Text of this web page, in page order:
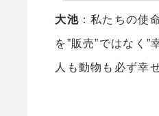
大池：私たちの使
を”販売”ではなく
人も動物も必ず幸